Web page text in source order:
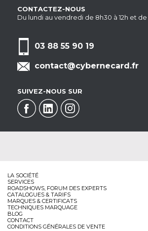
CONTACTEZ-NOUS
Du lundi au vendredi de 8h30 à 12h et de
03 88 55 90 19
contact@cybernecard.fr
SUIVEZ-NOUS SUR
LA SOCIÉTÉ
SERVICES
ROADSHOWS, FORUM DES EXPERTS
CATALOGUES & TARIFS
MARQUES & CERTIFICATS
TECHNIQUES MARQUAGE
BLOG
CONTACT
CONDITIONS GÉNÉRALES DE VENTE